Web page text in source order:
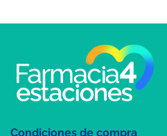
Condiciones de compra